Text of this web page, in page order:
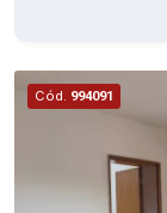
espaço
transporte público - Vagas 1
com um
confirme!
Cód. 994091